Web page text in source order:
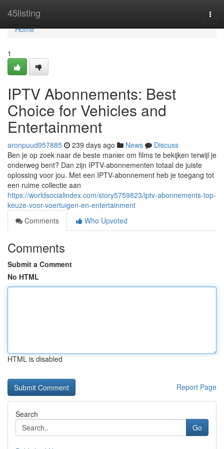
45listing
Home
Home
1
IPTV Abonnements: Best
Choice for Vehicles and
Entertainment
aronpuud957885 239 days ago News
Discuss
Ben je op zoek naar de beste manier om films te bekijken terwijl je
onderweg bent? Dan zijn IPTV-abonnementen totaal de juiste
oplossing voor jou. Met een IPTV-abonnement heb je toegang tot
een ruime collectie aan
https://worldsocialindex.com/story5759823/iptv-abonnements-top-
keuze-voor-voertuigen-en-entertainment
Comments
Who Upvoted
Comments
Submit a Comment
No HTML
HTML is disabled
Report Page
Search
Go